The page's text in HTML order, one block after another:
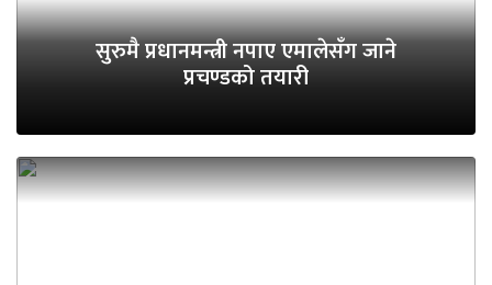
सुरुमै प्रधानमन्त्री नपाए एमालेसँग जाने
प्रचण्डको तयारी